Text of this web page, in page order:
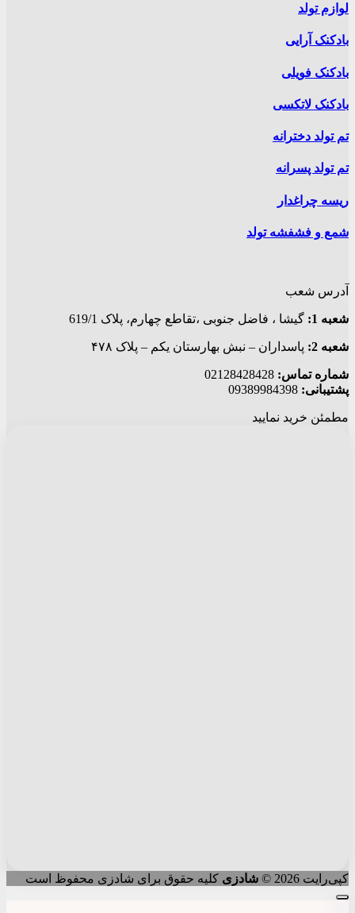
انتخاب
لوازم تولد
بادکنک آرایی
بادکنک فویلی
بادکنک لاتکسی
تم تولد دخترانه
تم تولد پسرانه
ریسه چراغدار
شمع و فشفشه تولد
آدرس شعب
شعبه 1: گيشا ، فاضل جنوبی ،تقاطع چهارم، پلاک 619/1
شعبه 2: پاسداران – نبش بهارستان یکم – پلاک ۴۷۸
شماره تماس:
پشتیبانی:
مطمئن خرید نمایید
کپی‌رایت 2026 © شادزی کلیه حقوق برای شادزی محفوظ است